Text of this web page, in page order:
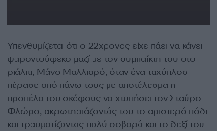
Υπενθυμίζεται ότι ο 22χρονος είχε πάει να κάνει
ψαροντούφεκο μαζί με τον συμπαίκτη του στο
ριάλιτι, Μάνο Μαλλιαρό, όταν ένα ταχύπλοο
πέρασε από πάνω τους με αποτέλεσμα η
προπέλα του σκάφους να χτυπήσει τον Σταύρο
Φλώρο, ακρωτηριάζοντάς του το αριστερό πόδι
και τραυματίζοντας πολύ σοβαρά και το δεξί του